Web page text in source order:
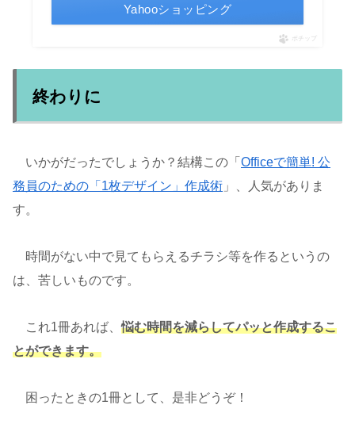
Yahooショッピング
ポチップ
終わりに
いかがだったでしょうか？結構この「 Officeで簡単! 公
務員のための「1枚デザイン」作成術 」、人気がありま
す。
時間がない中で見てもらえるチラシ等を作るというの
は、苦しいものです。
これ1冊あれば、悩む時間を減らしてパッと作成するこ
とができます。
困ったときの1冊として、是非どうぞ！